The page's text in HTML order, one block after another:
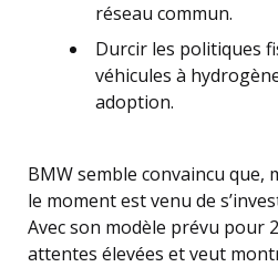
réseau commun.
Durcir les politiques
véhicules à
adoption.
BMW semble convaincu que,
le moment est venu de
Avec son modèle prévu pour
attentes élevées et veut